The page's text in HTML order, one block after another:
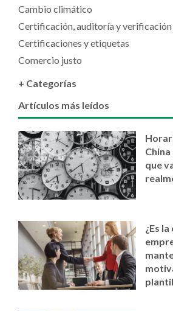
Cambio climático
Certificación, auditoría y verificación
Certificaciones y etiquetas
Comercio justo
+ Categorías
Artículos más leídos
que
¿Es